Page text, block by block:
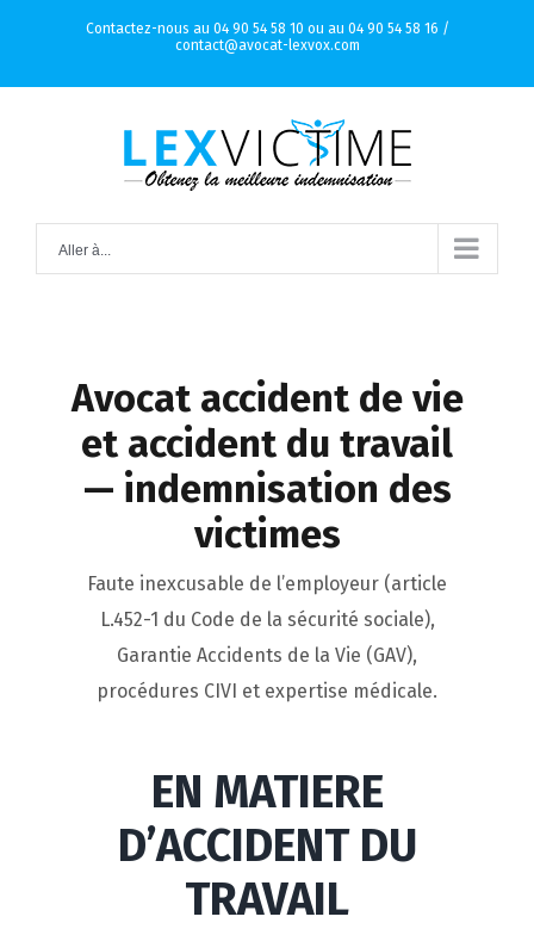
content
Contactez-nous au 04 90 54 58 10 ou au 04 90 54 58 16 /
contact@avocat-lexvox.com
Aller à...
Avocat accident de vie
et accident du travail
— indemnisation des
victimes
Faute inexcusable de l’employeur (article
L.452-1 du Code de la sécurité sociale),
Garantie Accidents de la Vie (GAV),
procédures CIVI et expertise médicale.
EN MATIERE
D’ACCIDENT DU
TRAVAIL